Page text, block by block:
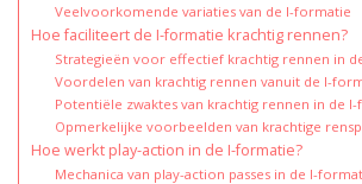
Veelvoorkomende variaties van de I-formatie
Hoe faciliteert de I-formatie krachtig rennen?
Strategieën voor effectief krachtig rennen in
Voordelen van krachtig rennen vanuit de I-
Potentiële zwaktes van krachtig rennen in de
Opmerkelijke voorbeelden van krachtige
Hoe werkt play-action in de I-formatie?
Mechanica van play-action passes in de I-